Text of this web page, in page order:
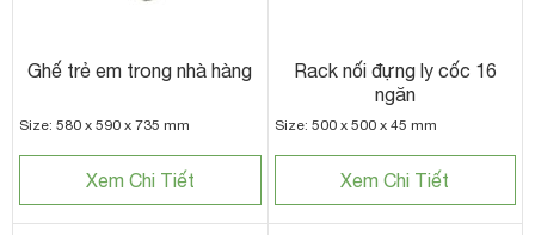
Ghế trẻ em trong nhà hàng
Size: 580 x 590 x 735 mm
Xem Chi Tiết
Rack nối đựng ly cốc 16
ngăn
Size: 500 x 500 x 45 mm
Xem Chi Tiết